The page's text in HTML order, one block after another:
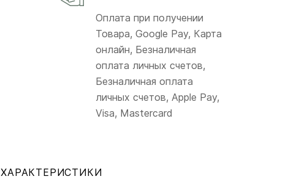
Оплата при получении
Товара, Google Pay, Карта
онлайн, Безналичная
оплата личных счетов,
Безналичная оплата
личных счетов, Apple Pay,
Visa, Mastercard
ХАРАКТЕРИСТИКИ